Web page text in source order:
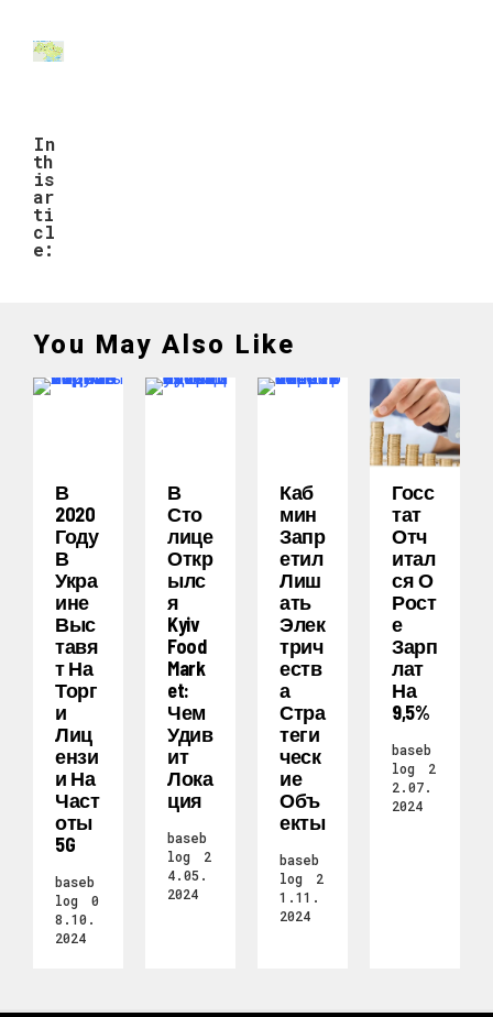
In
th
is
ar
ti
cl
e:
You May Also Like
В
2020
Году
В
Укра
Ине
Выс
Тавя
Т На
Торг
И
Лиц
Ензи
И На
Част
Оты
5G
baseb
log
0
8.10.
2024
В
Сто
Лице
Откр
Ылс
Я
Kyiv
Food
Mark
Et:
Чем
Удив
Ит
Лока
Ция
baseb
log
2
4.05.
2024
Каб
Мин
Запр
Етил
Лиш
Ать
Элек
Трич
Еств
А
Стра
Теги
Ческ
Ие
Объ
Екты
baseb
log
2
1.11.
2024
Госс
Тат
Отч
Итал
Ся О
Рост
Е
Зарп
Лат
На
9,5%
baseb
log
2
2.07.
2024